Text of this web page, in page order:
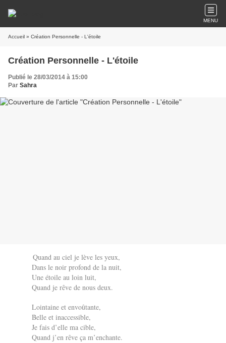
MENU
Accueil » Création Personnelle - L'étoile
Création Personnelle - L'étoile
Publié le 28/03/2014 à 15:00
Par Sahra
Quand au ciel je lève les yeux,
Dans le noir profond de la nuit,
Une étoile au loin luit,
Quand je rêve de nous deux.
Lointaine et envoûtante,
Belle et inaccessible,
Je fais d’elle ma cible,
Quand j’en rêve ça m’enchante.